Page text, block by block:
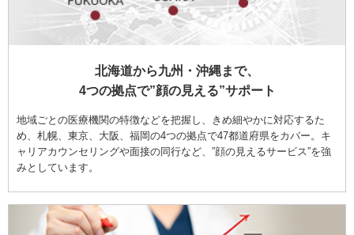
北海道から九州・沖縄まで、
4つの拠点で”顔の見える”サポート
地域ごとの医療機関の特徴などを把握し、きめ細やかに対応するた
め、札幌、東京、大阪、福岡の4つの拠点で47都道府県をカバー。キ
ャリアカウンセリングや面接の同行など、”顔の見えるサービス”を強
みとしています。